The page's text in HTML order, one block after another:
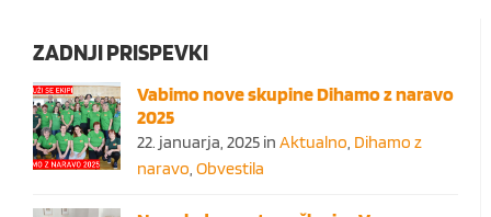
ZADNJI PRISPEVKI
Vabimo nove skupine Dihamo z naravo
2025
22. januarja, 2025 in Aktualno, Dihamo z
naravo, Obvestila